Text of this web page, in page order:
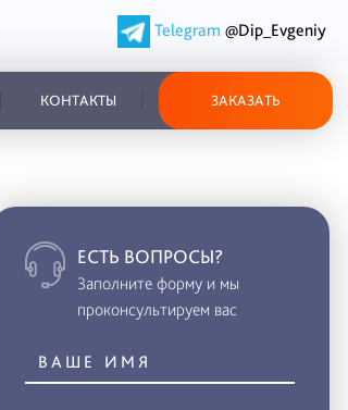
Telegram @Dip_Evgeniy
КОНТАКТЫ ЗАКАЗАТЬ
ЕСТЬ ВОПРОСЫ?
Заполните форму и мы
проконсультируем вас